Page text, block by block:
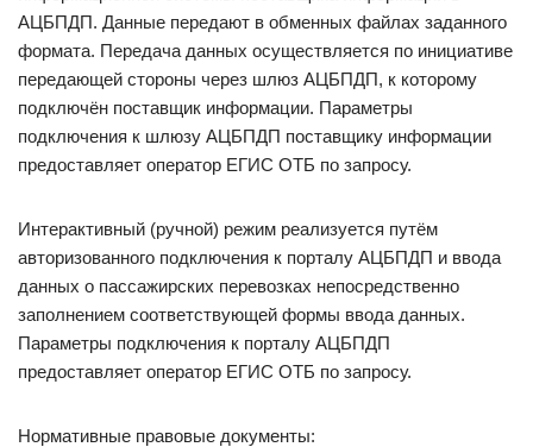
АЦБПДП. Данные передают в обменных файлах заданного
формата. Передача данных осуществляется по инициативе
передающей стороны через шлюз АЦБПДП, к которому
подключён поставщик информации. Параметры
подключения к шлюзу АЦБПДП поставщику информации
предоставляет оператор ЕГИС ОТБ по запросу.
Интерактивный (ручной) режим реализуется путём
авторизованного подключения к порталу АЦБПДП и ввода
данных о пассажирских перевозках непосредственно
заполнением соответствующей формы ввода данных.
Параметры подключения к порталу АЦБПДП
предоставляет оператор ЕГИС ОТБ по запросу.
Нормативные правовые документы: